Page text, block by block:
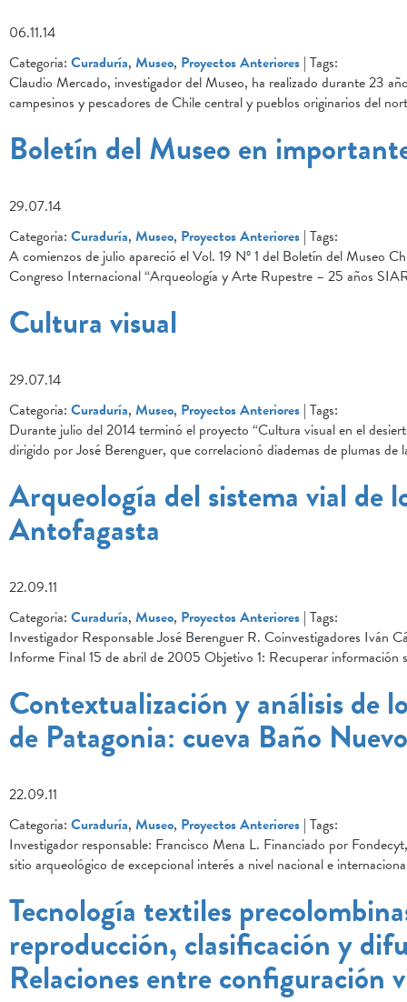
06.11.14
Categoria: Curaduría, Museo, Proyectos Anteriores | Tags:
Claudio Mercado, investigador del Museo, ha realizado durante 23
campesinos y pescadores de Chile central y pueblos originarios del
Boletín del Museo en
29.07.14
Categoria: Curaduría, Museo, Proyectos Anteriores | Tags:
A comienzos de julio apareció el Vol. 19 Nº 1 del Boletín del Museo
Congreso Internacional “Arqueología y Arte Rupestre – 25 años
Cultura visual
29.07.14
Categoria: Curaduría, Museo, Proyectos Anteriores | Tags:
Durante julio del 2014 terminó el proyecto “Cultura visual en el
dirigido por José Berenguer, que correlacionó diademas de plumas de
Arqueología del sistema vial de
Antofagasta
22.09.11
Categoria: Curaduría, Museo, Proyectos Anteriores | Tags:
Investigador Responsable José Berenguer R. Coinvestigadores Iván
Informe Final 15 de abril de 2005 Objetivo 1: Recuperar información
Contextualización y análisis de
de Patagonia: cueva Baño
22.09.11
Categoria: Curaduría, Museo, Proyectos Anteriores | Tags:
Investigador responsable: Francisco Mena L. Financiado por
sitio arqueológico de excepcional interés a nivel nacional e
Tecnología textiles
reproducción, clasificación y
Relaciones entre configuración